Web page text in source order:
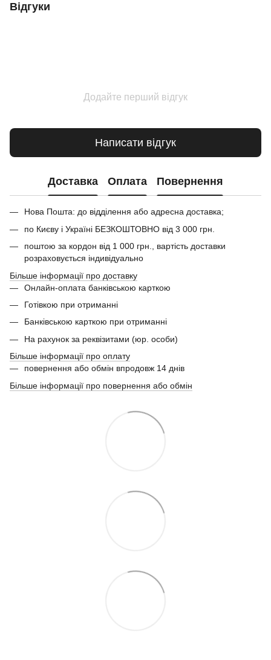
Відгуки
Додайте перший відгук
Написати відгук
Доставка Оплата Повернення
Нова Пошта: до відділення або адресна доставка;
по Києву і Україні БЕЗКОШТОВНО від 3 000 грн.
поштою за кордон від 1 000 грн., вартість доставки
розраховується індивідуально
Більше інформації про доставку
Онлайн-оплата банківською карткою
Готівкою при отриманні
Банківською карткою при отриманні
На рахунок за реквізитами (юр. особи)
Більше інформації про оплату
повернення або обмін впродовж 14 днів
Більше інформації про повернення або обмін